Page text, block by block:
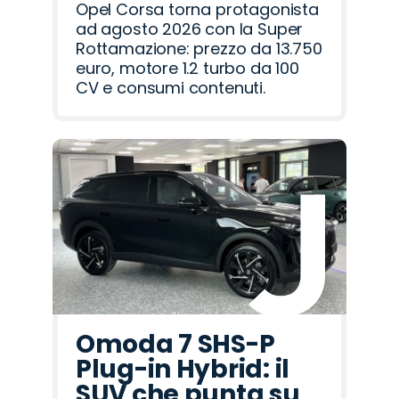
Opel Corsa torna protagonista
ad agosto 2026 con la Super
Rottamazione: prezzo da 13.750
euro, motore 1.2 turbo da 100
CV e consumi contenuti.
Omoda 7 SHS-P
Plug-in Hybrid: il